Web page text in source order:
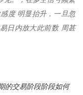
度 明显抬升，一旦忽
日内放大此前数 周甚
的交易阶段阶段如何